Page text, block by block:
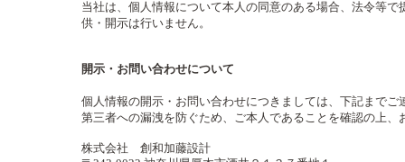
当社は、個人情報について本人の同意のある場合、法令等
供・開示は行いません。
開示・お問い合わせについて
個人情報の開示・お問い合わせにつきましては、下記までご
第三者への漏洩を防ぐため、ご本人であることを確認
株式会社 創和加藤設計